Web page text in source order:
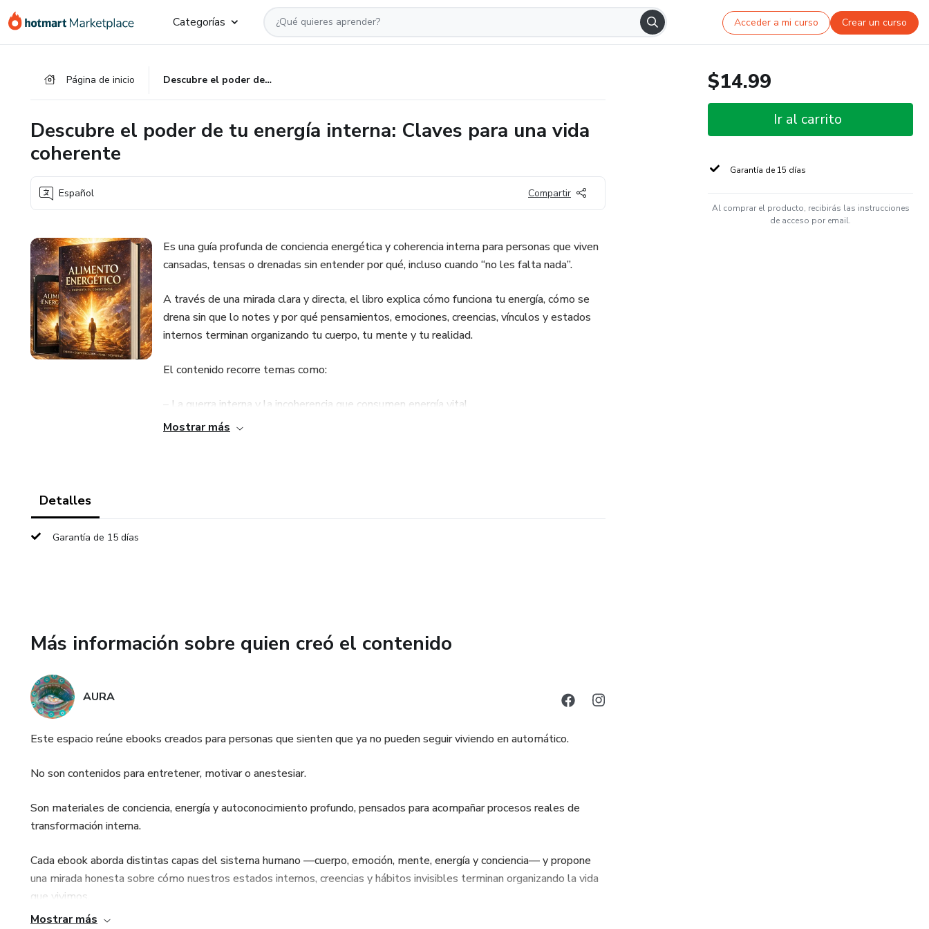
Categorías Acceder a mi curso Crear un curso
Página de inicio Descubre el poder de tu energía interna: Claves para una vida coherente
Descubre el poder de tu energía interna: Claves para una vida
coherente
Español Compartir
Es una guía profunda de conciencia energética y coherencia interna para personas que viven
cansadas, tensas o drenadas sin entender por qué, incluso cuando “no les falta nada”.
A través de una mirada clara y directa, el libro explica cómo funciona tu energía, cómo se
drena sin que lo notes y por qué pensamientos, emociones, creencias, vínculos y estados
internos terminan organizando tu cuerpo, tu mente y tu realidad.
El contenido recorre temas como:
– La guerra interna y la incoherencia que consumen energía vital
Este ebook no ofrece soluciones rápidas ni recetas mágicas.
lucha constante con vos mismo y con la realidad.
Cuando la guerra interna termina, la energía vuelve.
Y con ella, la claridad, la presencia y la capacidad de crear una vida más liviana, honesta y
Mostrar más
Detalles
Garantía de 15 días
Más información sobre quien creó el contenido
AURA
Este espacio reúne ebooks creados para personas que sienten que ya no pueden seguir viviendo en automático.
No son contenidos para entretener, motivar o anestesiar.
Son materiales de conciencia, energía y autoconocimiento profundo, pensados para acompañar procesos reales de
transformación interna.
Cada ebook aborda distintas capas del sistema humano —cuerpo, emoción, mente, energía y conciencia— y propone
una mirada honesta sobre cómo nuestros estados internos, creencias y hábitos invisibles terminan organizando la vida
que vivimos.
Mostrar más
$14.99
Ir al carrito
Garantía de 15 días
Al comprar el producto, recibirás las instrucciones
de acceso por email.